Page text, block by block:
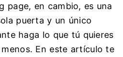
page, en cambio, es una
puerta y un único
haga lo que tú quieres
En este artículo te